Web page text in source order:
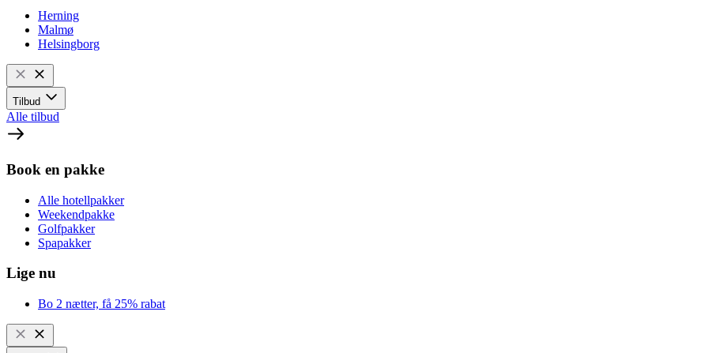
Herning
Malmø
Helsingborg
Tilbud
Alle tilbud
Book en pakke
Alle hotellpakker
Weekendpakke
Golfpakker
Spapakker
Lige nu
Bo 2 nætter, få 25% rabat